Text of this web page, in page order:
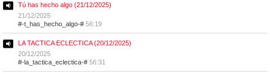
Tú has hecho algo (21/12/2025)
21/12/2025
#-t_has_hecho_algo-# 56:19
LA TACTICA ECLECTICA (20/12/2025)
20/12/2025
#-la_tactica_eclectica-# 56:31